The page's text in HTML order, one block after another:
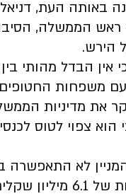
באותה העת,
ראש הממשלה,
הירש.
אין הבדל מהותי
משפחות
את מדיניות
צפוי לטוס
לא התאפשרה
2021 בגין אי-דיווח